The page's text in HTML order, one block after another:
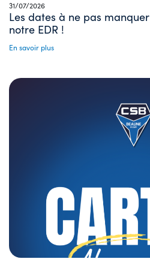
31/07/2026
Les dates à ne pas
notre EDR !
En savoir plus